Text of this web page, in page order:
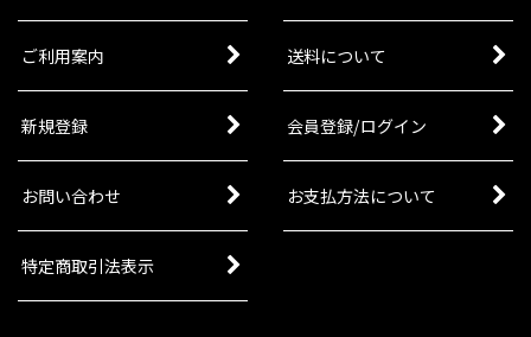
ご利用案内 送料について
新規登録 会員登録/ログイン
お問い合わせ お支払方法について
特定商取引法表示